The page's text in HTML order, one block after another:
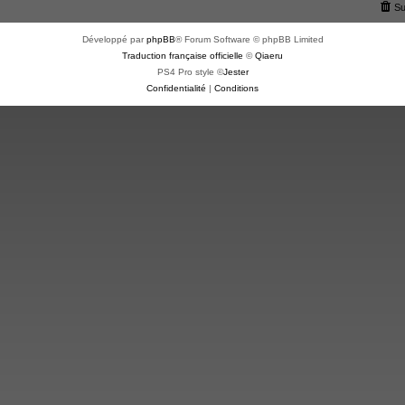
Développé parphpBB® Forum Software © phpBB Limited
Traduction française officielle ©Qiaeru
PS4 Pro style ©Jester
Confidentialité | Conditions